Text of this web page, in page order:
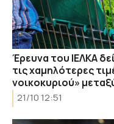
Έρευνα του ΙΕΛΚΑ
τις χαμηλότερες
νοικοκυριού»
21/10 12:51